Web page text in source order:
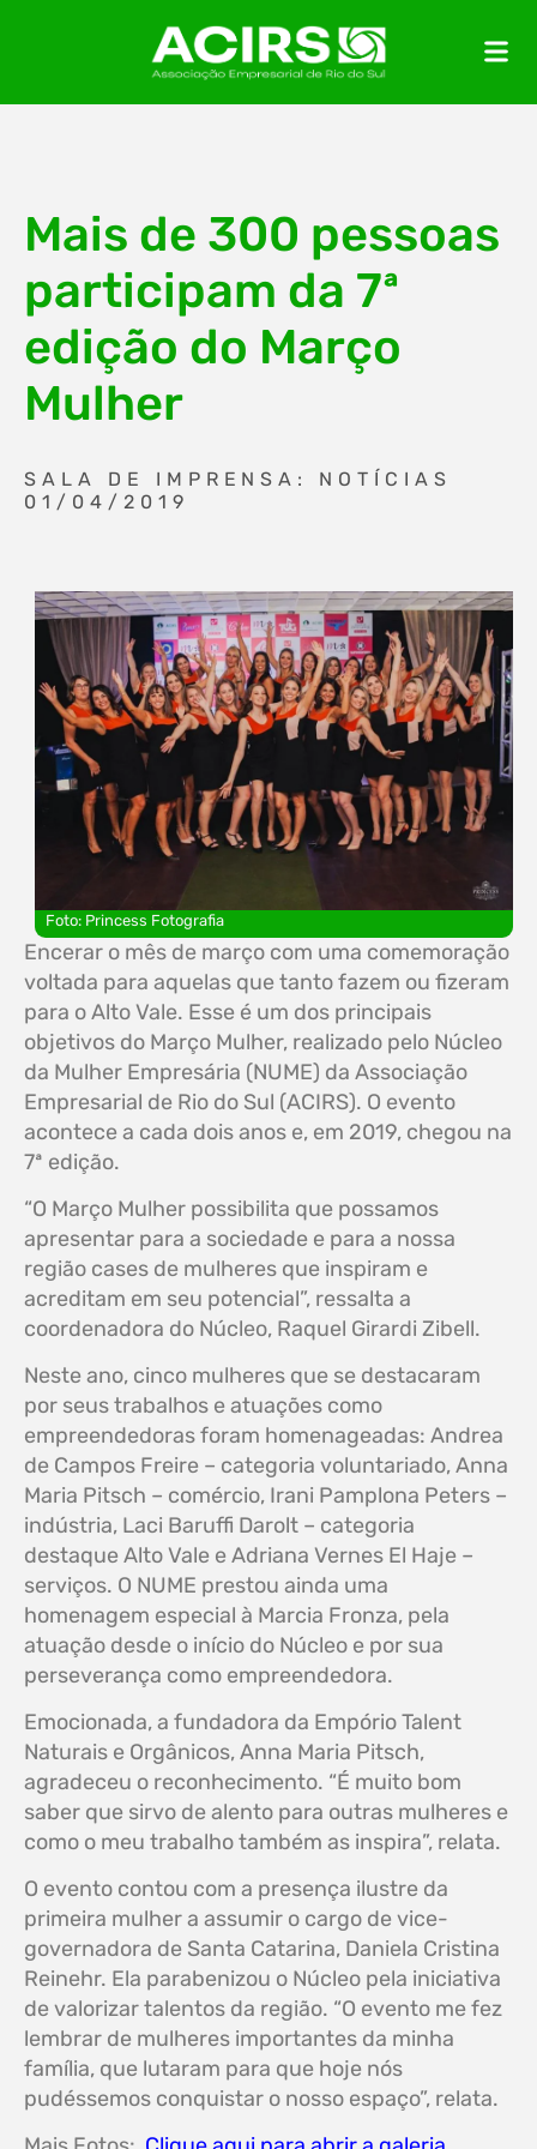
Mais de 300 pessoas
participam da 7ª
edição do Março
Mulher
SALA DE IMPRENSA: NOTÍCIAS
01/04/2019
Foto: Princess Fotografia
Encerar o mês de março com uma comemoração
voltada para aquelas que tanto fazem ou fizeram
para o Alto Vale. Esse é um dos principais
objetivos do Março Mulher, realizado pelo Núcleo
da Mulher Empresária (NUME) da Associação
Empresarial de Rio do Sul (ACIRS). O evento
acontece a cada dois anos e, em 2019, chegou na
7ª edição.
“O Março Mulher possibilita que possamos
apresentar para a sociedade e para a nossa
região cases de mulheres que inspiram e
acreditam em seu potencial”, ressalta a
coordenadora do Núcleo, Raquel Girardi Zibell.
Neste ano, cinco mulheres que se destacaram
por seus trabalhos e atuações como
empreendedoras foram homenageadas: Andrea
de Campos Freire – categoria voluntariado, Anna
Maria Pitsch – comércio, Irani Pamplona Peters –
indústria, Laci Baruffi Darolt – categoria
destaque Alto Vale e Adriana Vernes El Haje –
serviços. O NUME prestou ainda uma
homenagem especial à Marcia Fronza, pela
atuação desde o início do Núcleo e por sua
perseverança como empreendedora.
Emocionada, a fundadora da Empório Talent
Naturais e Orgânicos, Anna Maria Pitsch,
agradeceu o reconhecimento. “É muito bom
saber que sirvo de alento para outras mulheres e
como o meu trabalho também as inspira”, relata.
O evento contou com a presença ilustre da
primeira mulher a assumir o cargo de vice-
governadora de Santa Catarina, Daniela Cristina
Reinehr. Ela parabenizou o Núcleo pela iniciativa
de valorizar talentos da região. “O evento me fez
lembrar de mulheres importantes da minha
família, que lutaram para que hoje nós
pudéssemos conquistar o nosso espaço”, relata.